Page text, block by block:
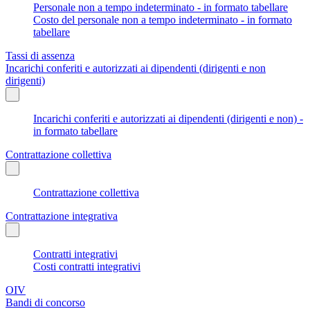
Personale non a tempo indeterminato - in formato tabellare
Costo del personale non a tempo indeterminato - in formato
tabellare
Tassi di assenza
Incarichi conferiti e autorizzati ai dipendenti (dirigenti e non
dirigenti)
Incarichi conferiti e autorizzati ai dipendenti (dirigenti e non) -
in formato tabellare
Contrattazione collettiva
Contrattazione collettiva
Contrattazione integrativa
Contratti integrativi
Costi contratti integrativi
OIV
Bandi di concorso